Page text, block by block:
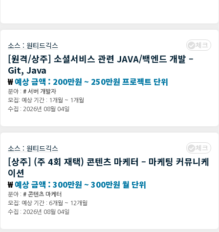
소스 : 원티드긱스 체크
[원격/상주] 소셜서비스 관련 JAVA/백엔드 개발 –
Git, Java
₩예상 금액 : 200만원 ~ 250만원 프로젝트 단위
분야 : # 서버 개발자
모집: 예상 기간 : 1개월 ~ 1개월
수집 : 2026년 08월 04일
소스 : 원티드긱스 체크
[상주] (주 4회 재택) 콘텐츠 마케터 – 마케팅 커뮤니케
이션
₩예상 금액 : 300만원 ~ 300만원 월 단위
분야 : # 콘텐츠 마케터
모집: 예상 기간 : 6개월 ~ 12개월
수집 : 2026년 08월 04일